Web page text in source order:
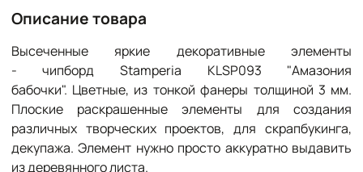
Описание товара
Высеченные яркие декоративные элементы
- чипборд Stamperia KLSP093 "Амазония
бабочки". Цветные, из тонкой фанеры толщиной 3 мм.
Плоские раскрашенные элементы для создания
различных творческих проектов, для скрапбукинга,
декупажа. Элемент нужно просто аккуратно выдавить
из деревянного листа.